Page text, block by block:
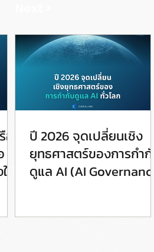
ปี 2026 จุดเปลี่ยนเชิง
ยุทธศาสตร์ของการกำกับ
ดูแล AI (AI Governance)